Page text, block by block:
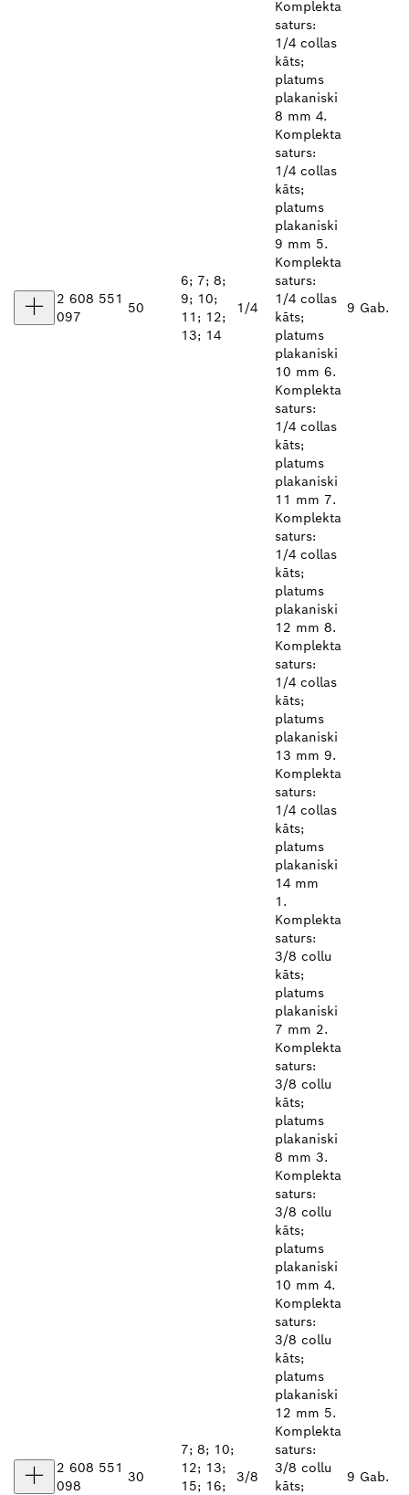
2 608 551
097
50
6; 7; 8;
9; 10;
11; 12;
13; 14
1/4
Komplekta
saturs:
1/4 collas
kāts;
platums
plakaniski
8 mm 4.
Komplekta
saturs:
1/4 collas
kāts;
platums
plakaniski
9 mm 5.
Komplekta
saturs:
1/4 collas
kāts;
platums
plakaniski
10 mm 6.
Komplekta
saturs:
1/4 collas
kāts;
platums
plakaniski
11 mm 7.
Komplekta
saturs:
1/4 collas
kāts;
platums
plakaniski
12 mm 8.
Komplekta
saturs:
1/4 collas
kāts;
platums
plakaniski
13 mm 9.
Komplekta
saturs:
1/4 collas
kāts;
platums
plakaniski
14 mm
9 Gab.
2 608 551
098
30
7; 8; 10;
12; 13;
15; 16;
3/8
1.
Komplekta
saturs:
3/8 collu
kāts;
platums
plakaniski
7 mm 2.
Komplekta
saturs:
3/8 collu
kāts;
platums
plakaniski
8 mm 3.
Komplekta
saturs:
3/8 collu
kāts;
platums
plakaniski
10 mm 4.
Komplekta
saturs:
3/8 collu
kāts;
platums
plakaniski
12 mm 5.
Komplekta
saturs:
3/8 collu
kāts;
9 Gab.